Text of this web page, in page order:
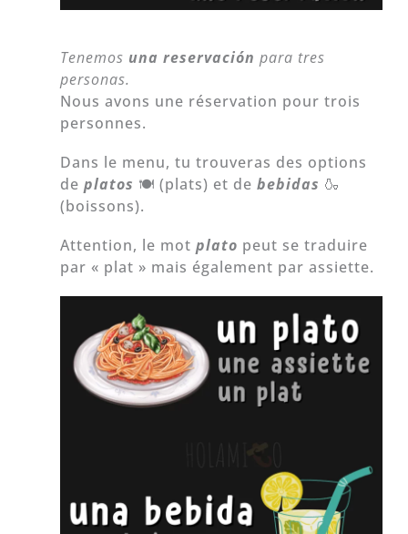
Tenemos una reservación para tres
personas.
Nous avons une réservation pour trois
personnes.
Dans le menu, tu trouveras des options
de platos 🍽️ (plats) et debebidas 🍶
(boissons).
Attention, le motplato peut se traduire
par « plat » mais également par assiette.